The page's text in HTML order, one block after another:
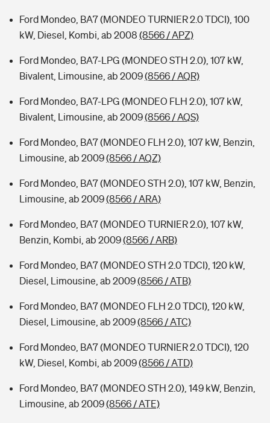
Ford Mondeo, BA7 (MONDEO TURNIER 2.0 TDCI), 100
kW, Diesel, Kombi, ab 2008 (8566 / APZ)
Ford Mondeo, BA7-LPG (MONDEO STH 2.0), 107 kW,
Bivalent, Limousine, ab 2009(8566 / AQR)
Ford Mondeo, BA7-LPG (MONDEO FLH 2.0), 107 kW,
Bivalent, Limousine, ab 2009(8566 / AQS)
Ford Mondeo, BA7 (MONDEO FLH 2.0), 107 kW, Benzin,
Limousine, ab 2009(8566 / AQZ)
Ford Mondeo, BA7 (MONDEO STH 2.0), 107 kW, Benzin,
Limousine, ab 2009(8566 / ARA)
Ford Mondeo, BA7 (MONDEO TURNIER 2.0), 107 kW,
Benzin, Kombi, ab 2009(8566 / ARB)
Ford Mondeo, BA7 (MONDEO STH 2.0 TDCI), 120 kW,
Diesel, Limousine, ab 2009(8566 / ATB)
Ford Mondeo, BA7 (MONDEO FLH 2.0 TDCI), 120 kW,
Diesel, Limousine, ab 2009(8566 / ATC)
Ford Mondeo, BA7 (MONDEO TURNIER 2.0 TDCI), 120
kW, Diesel, Kombi, ab 2009(8566 / ATD)
Ford Mondeo, BA7 (MONDEO STH 2.0), 149 kW, Benzin,
Limousine, ab 2009(8566 / ATE)